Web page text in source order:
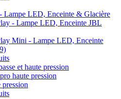
Lampe LED, Enceinte & Glacière
- Lampe LED, Enceinte JBL
Mini - Lampe LED, Enceinte
et haute pression
haute pression
pression